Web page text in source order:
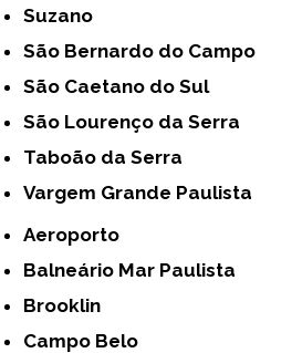
Suzano
São Bernardo do Campo
São Caetano do Sul
São Lourenço da Serra
Taboão da Serra
Vargem Grande Paulista
Aeroporto
Balneário Mar Paulista
Brooklin
Campo Belo